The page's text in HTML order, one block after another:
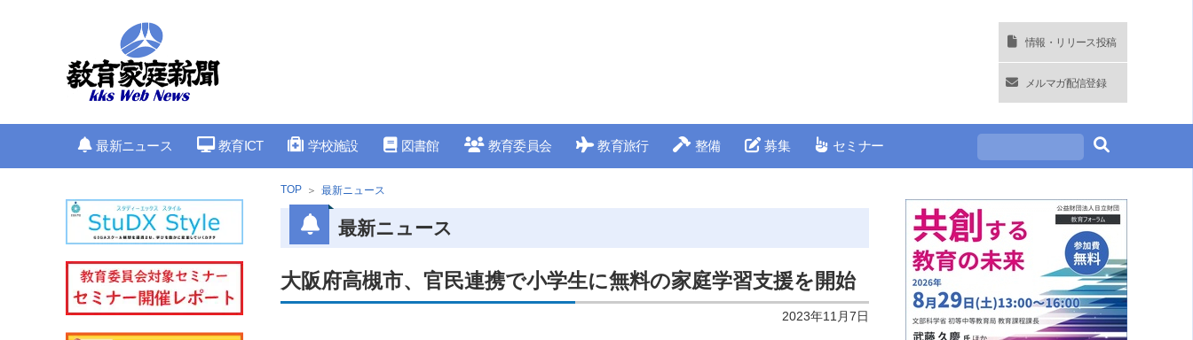
情報・リリース投稿
メルマガ配信登録
最新ニュース 教育ICT 学校施設 図書館 教育委員会 教育旅行 整備 募集 セミナー
TOP 最新ニュース
最新ニュース
大阪府高槻市、官民連携で小学生に無料の家庭学習支援を開始
2023年11月7日